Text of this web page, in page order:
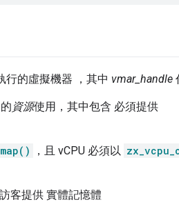
行的虛擬機器 ，其中 vmar_handle
的 資源使用，其中包含 必須提供
，且 vCPU 必須以
客提供 實體記憶體